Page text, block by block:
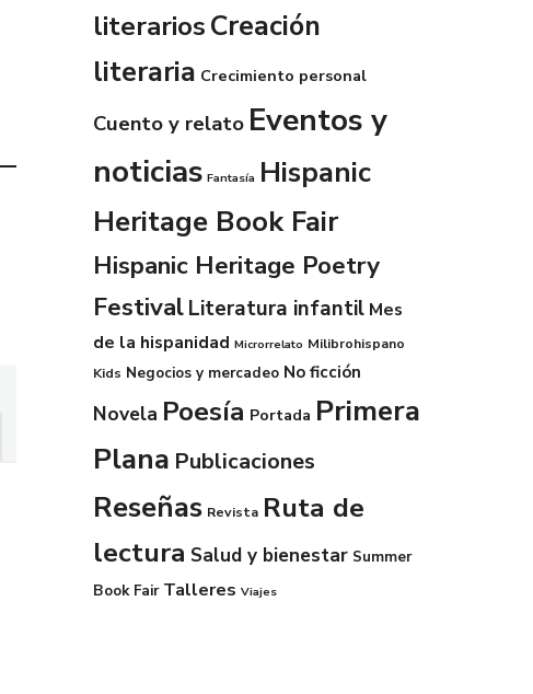
literariosCreación
literaria Crecimiento personal
Cuento y relato Eventos y
noticias Fantasía Hispanic
Heritage Book Fair
Hispanic Heritage Poetry
FestivalLiteratura infantil Mes
de la hispanidad Microrrelato Milibrohispano
Kids Negocios y mercadeo No ficción
Novela Poesía Portada Primera
Plana Publicaciones
Reseñas Revista Ruta de
lectura Salud y bienestar Summer
Book Fair Talleres Viajes